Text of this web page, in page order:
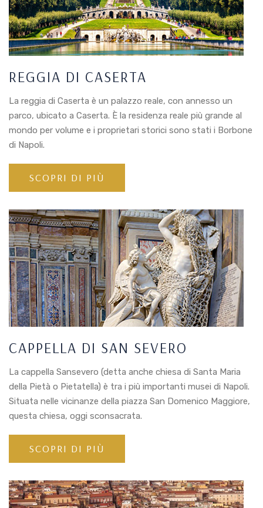
REGGIA DI CASERTA
La reggia di Caserta è un palazzo reale, con annesso un
parco, ubicato a Caserta. È la residenza reale più grande al
mondo per volume e i proprietari storici sono stati i Borbone
di Napoli.
SCOPRI DI PIÙ
CAPPELLA DI SAN SEVERO
La cappella Sansevero (detta anche chiesa di Santa Maria
della Pietà o Pietatella) è tra i più importanti musei di Napoli.
Situata nelle vicinanze della piazza San Domenico Maggiore,
questa chiesa, oggi sconsacrata.
SCOPRI DI PIÙ